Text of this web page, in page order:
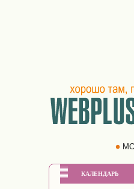
КАЛЕНДАРЬ